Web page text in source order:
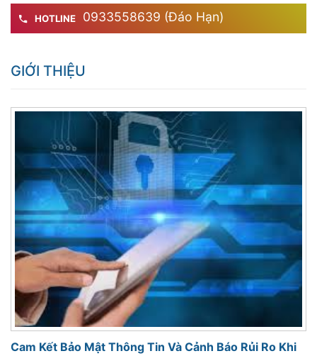
HOTLINE 0933558639 (Đáo Hạn)
GIỚI THIỆU
Cam Kết Bảo Mật Thông Tin Và Cảnh Báo Rủi Ro Khi